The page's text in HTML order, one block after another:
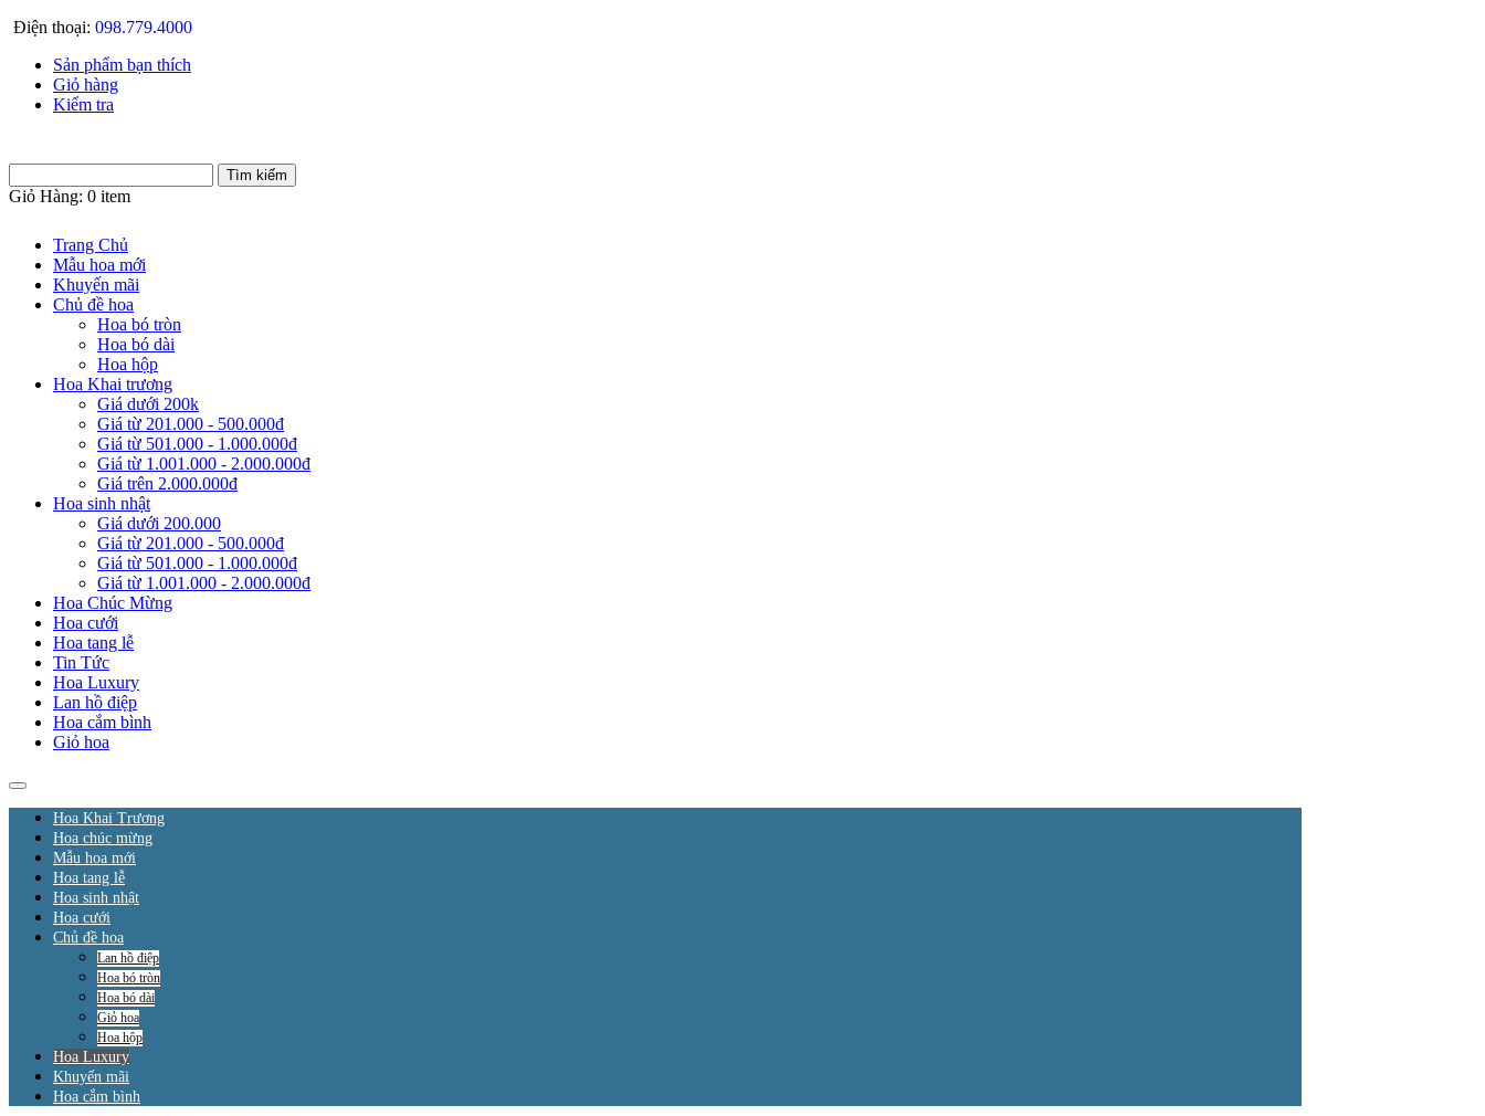
Điện thoại: 098.779.4000
Sản phẩm bạn thích
Giỏ hàng
Kiểm tra
Giỏ Hàng: 0 item
Trang Chủ
Mẫu hoa mới
Khuyến mãi
Chủ đề hoa
Hoa bó tròn
Hoa bó dài
Hoa hộp
Hoa Khai trương
Giá dưới 200k
Giá từ 201.000 - 500.000đ
Giá từ 501.000 - 1.000.000đ
Giá từ 1.001.000 - 2.000.000đ
Giá trên 2.000.000đ
Hoa sinh nhật
Giá dưới 200.000
Giá từ 201.000 - 500.000đ
Giá từ 501.000 - 1.000.000đ
Giá từ 1.001.000 - 2.000.000đ
Hoa Chúc Mừng
Hoa cưới
Hoa tang lễ
Tin Tức
Hoa Luxury
Lan hồ điệp
Hoa cắm bình
Giỏ hoa
Hoa Khai Trương
Hoa chúc mừng
Mẫu hoa mới
Hoa tang lễ
Hoa sinh nhật
Hoa cưới
Chủ đề hoa
Lan hồ điệp
Hoa bó tròn
Hoa bó dài
Giỏ hoa
Hoa hộp
Hoa Luxury
Khuyến mãi
Hoa cắm bình